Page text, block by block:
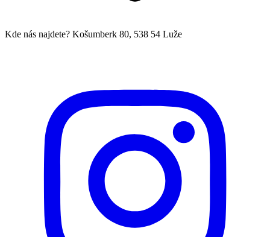
Kde nás najdete? Košumberk 80, 538 54 Luže